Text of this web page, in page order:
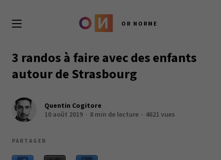
OR NORME
3 randos à faire avec des enfants
autour de Strasbourg
Quentin Cogitore
10 août 2019
8 min de lecture 4621 vues
PARTAGER